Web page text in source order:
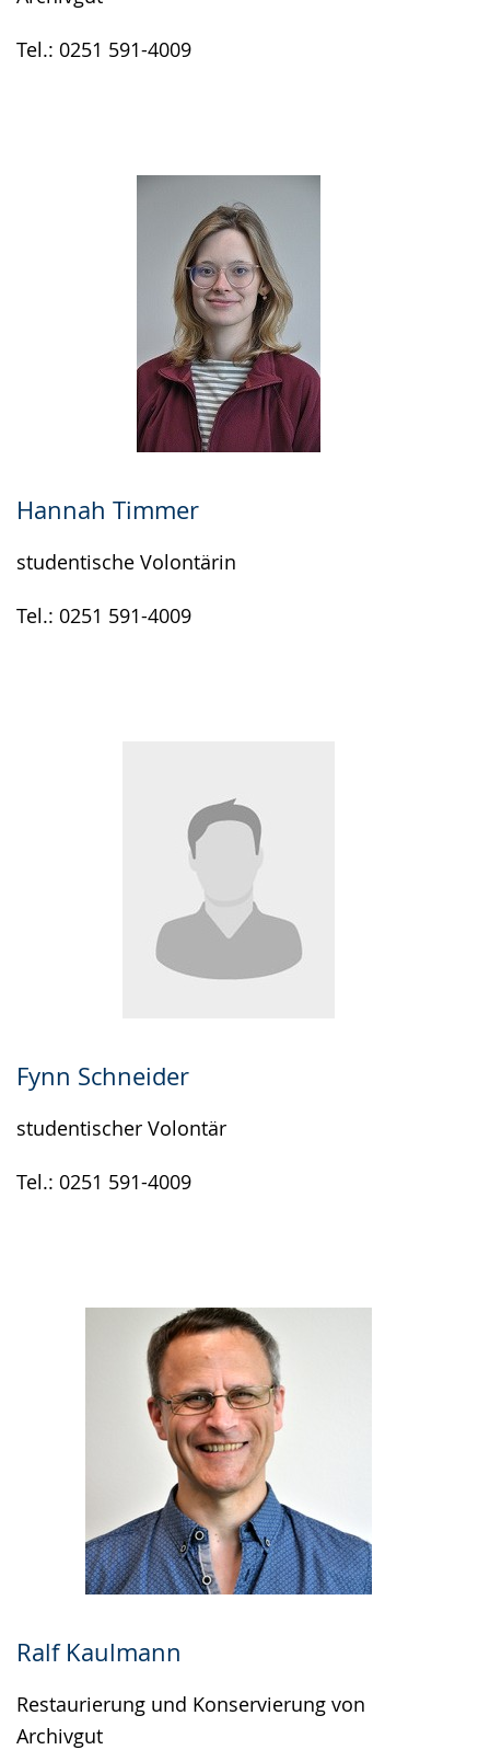
Tel.: 0251 591-4009
Hannah Timmer
studentische Volontärin
Tel.: 0251 591-4009
Fynn Schneider
studentischer Volontär
Tel.: 0251 591-4009
Ralf Kaulmann
Restaurierung und Konservierung von
Archivgut